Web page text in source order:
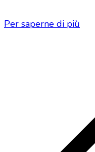
Per saperne di più